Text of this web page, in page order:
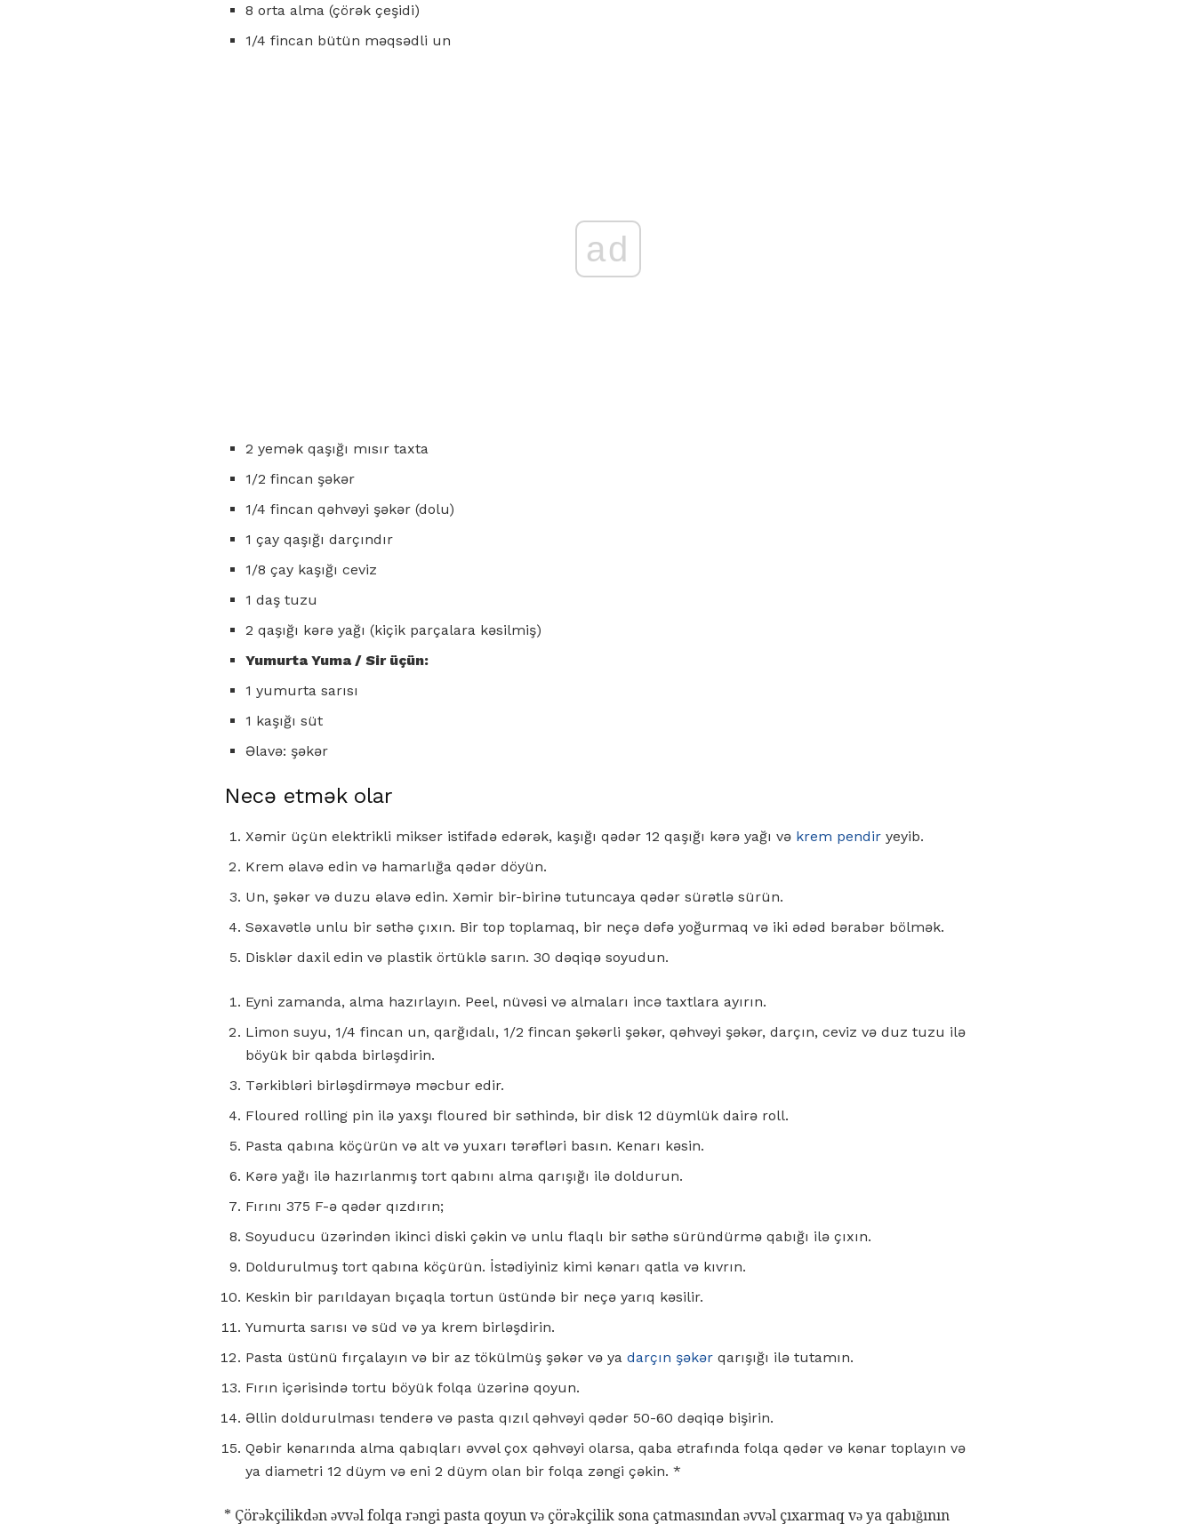
8 orta alma (çörək çeşidi)
1/4 fincan bütün məqsədli un
ad
2 yemək qaşığı mısır taxta
1/2 fincan şəkər
1/4 fincan qəhvəyi şəkər (dolu)
1 çay qaşığı darçındır
1/8 çay kaşığı ceviz
1 daş tuzu
2 qaşığı kərə yağı (kiçik parçalara kəsilmiş)
Yumurta Yuma / Sir üçün:
1 yumurta sarısı
1 kaşığı süt
Əlavə: şəkər
Necə etmək olar
Xəmir üçün elektrikli mikser istifadə edərək, kaşığı qədər 12 qaşığı kərə yağı və krem pendir yeyib.
Krem əlavə edin və hamarlığa qədər döyün.
Un, şəkər və duzu əlavə edin. Xəmir bir-birinə tutuncaya qədər sürətlə sürün.
Səxavətlə unlu bir səthə çıxın. Bir top toplamaq, bir neçə dəfə yoğurmaq və iki ədəd bərabər bölmək.
Disklər daxil edin və plastik örtüklə sarın. 30 dəqiqə soyudun.
Eyni zamanda, alma hazırlayın. Peel, nüvəsi və almaları incə taxtlara ayırın.
Limon suyu, 1/4 fincan un, qarğıdalı, 1/2 fincan şəkərli şəkər, qəhvəyi şəkər, darçın, ceviz və duz tuzu ilə
böyük bir qabda birləşdirin.
Tərkibləri birləşdirməyə məcbur edir.
Floured rolling pin ilə yaxşı floured bir səthində, bir disk 12 düymlük dairə roll.
Pasta qabına köçürün və alt və yuxarı tərəfləri basın. Kenarı kəsin.
Kərə yağı ilə hazırlanmış tort qabını alma qarışığı ilə doldurun.
Fırını 375 F-ə qədər qızdırın;
Soyuducu üzərindən ikinci diski çəkin və unlu flaqlı bir səthə süründürmə qabığı ilə çıxın.
Doldurulmuş tort qabına köçürün. İstədiyiniz kimi kənarı qatla və kıvrın.
Keskin bir parıldayan bıçaqla tortun üstündə bir neçə yarıq kəsilir.
Yumurta sarısı və süd və ya krem ​​birləşdirin.
Pasta üstünü fırçalayın və bir az tökülmüş şəkər və ya darçın şəkər qarışığı ilə tutamın.
Fırın içərisində tortu böyük folqa üzərinə qoyun.
Əllin doldurulması tenderə və pasta qızıl qəhvəyi qədər 50-60 dəqiqə bişirin.
Qəbir kənarında alma qabıqları əvvəl çox qəhvəyi olarsa, qaba ətrafında folqa qədər və kənar toplayın və
ya diametri 12 düym və eni 2 düym olan bir folqa zəngi çəkin. *
* Çörəkçilikdən əvvəl folqa rəngi pasta qoyun və çörəkçilik sona çatmasından əvvəl çıxarmaq və ya qabığının